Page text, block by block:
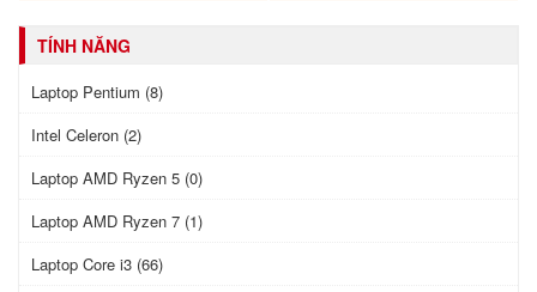
TÍNH NĂNG
Laptop Pentium (8)
Intel Celeron (2)
Laptop AMD Ryzen 5 (0)
Laptop AMD Ryzen 7 (1)
Laptop Core i3 (66)